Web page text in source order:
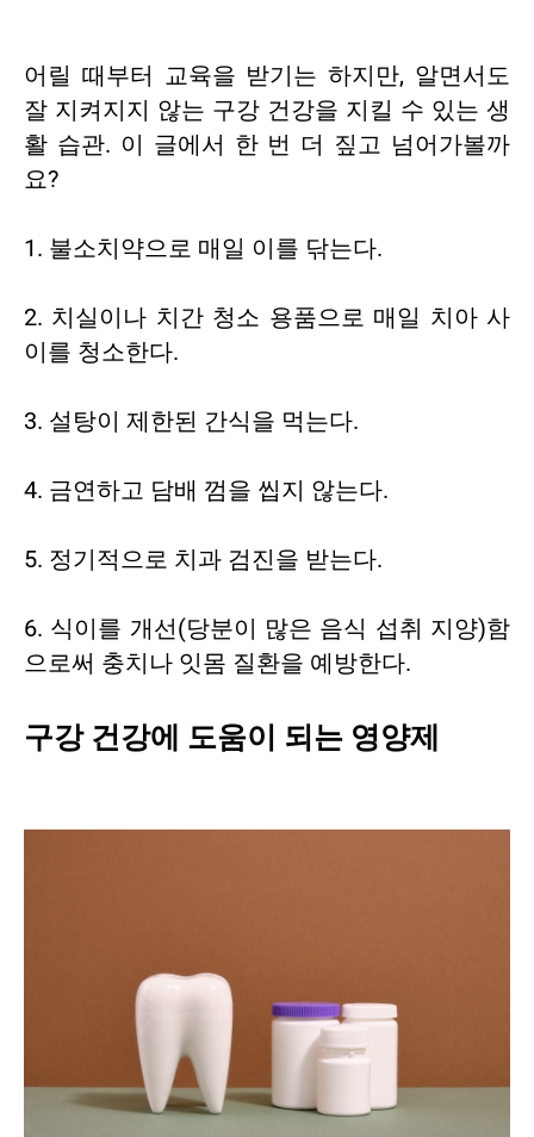
어릴 때부터 교육을 받기는 하지만, 알면서도
잘 지켜지지 않는 구강 건강을 지킬 수 있는 생
활 습관. 이 글에서 한 번 더 짚고 넘어가볼까
요?
1. 불소치약으로 매일 이를 닦는다.
2. 치실이나 치간 청소 용품으로 매일 치아 사
이를 청소한다.
3. 설탕이 제한된 간식을 먹는다.
4. 금연하고 담배 껌을 씹지 않는다.
5. 정기적으로 치과 검진을 받는다.
6. 식이를 개선(당분이 많은 음식 섭취 지양)함
으로써 충치나 잇몸 질환을 예방한다.
구강 건강에 도움이 되는 영양제